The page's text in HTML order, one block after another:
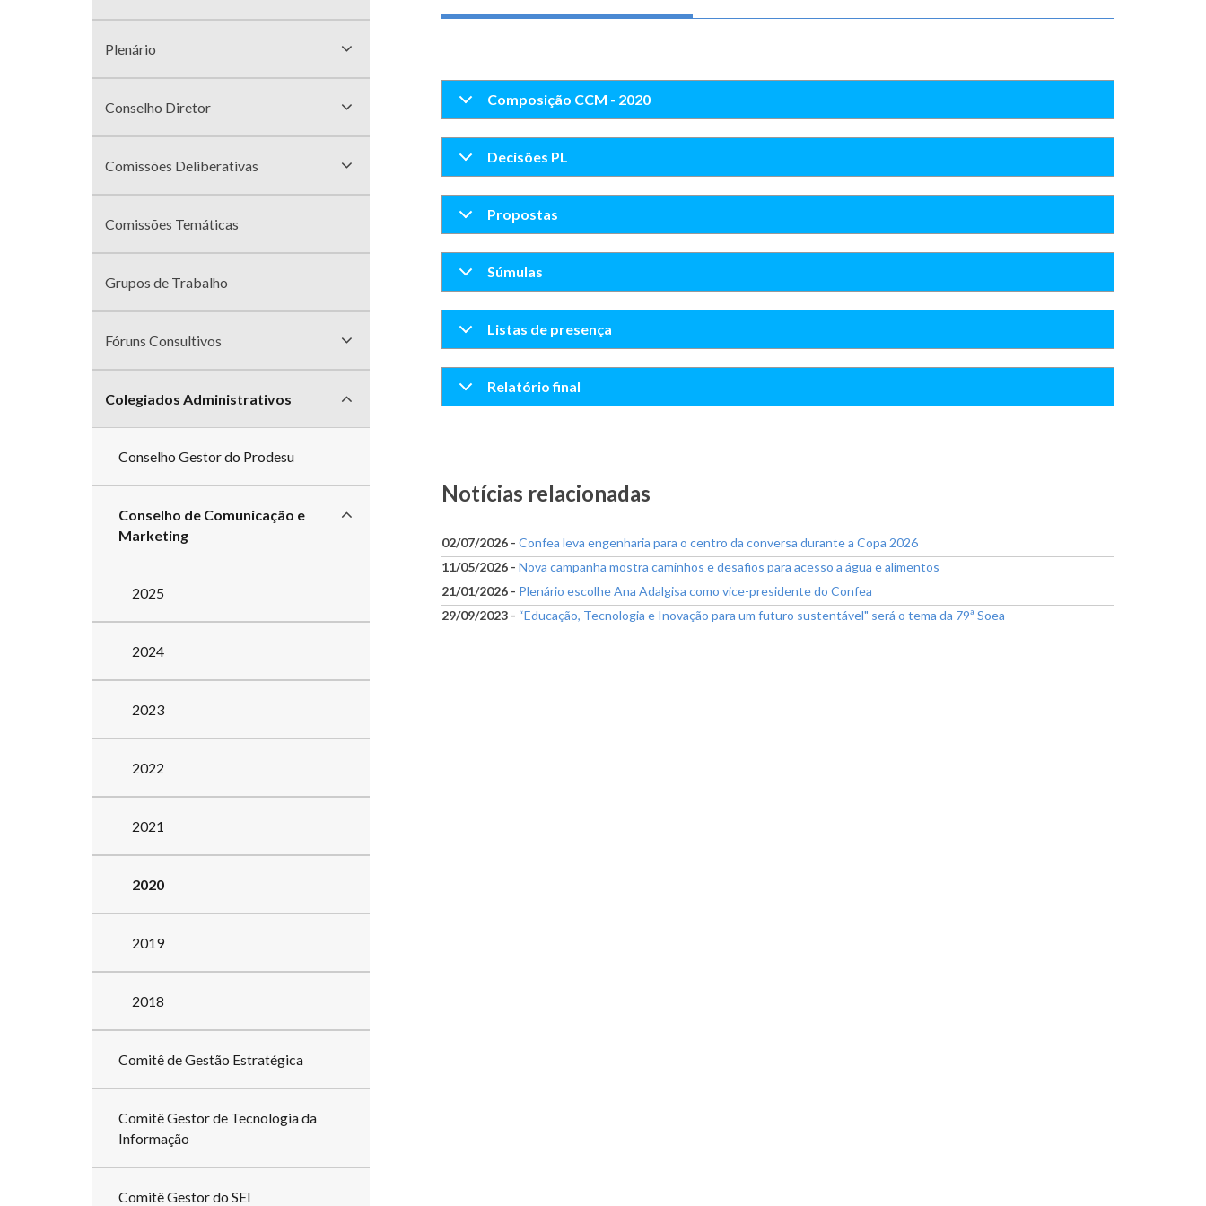
Composição CCM - 2020
Decisões PL
Propostas
Súmulas
Listas de presença
Relatório final
Notícias relacionadas
02/07/2026 - Confea leva engenharia para o centro da conversa durante a Copa 2026
11/05/2026 - Nova campanha mostra caminhos e desafios para acesso a água e alimentos
21/01/2026 - Plenário escolhe Ana Adalgisa como vice-presidente do Confea
29/09/2023 - “Educação, Tecnologia e Inovação para um futuro sustentável" será o tema da 79ª Soea
Plenário
Conselho Diretor
Comissões Deliberativas
Comissões Temáticas
Grupos de Trabalho
Fóruns Consultivos
Colegiados Administrativos
Conselho Gestor do Prodesu
Conselho de Comunicação e
Marketing
2025
2024
2023
2022
2021
2020
2019
2018
Comitê de Gestão Estratégica
Comitê Gestor de Tecnologia da
Informação
Comitê Gestor do SEI